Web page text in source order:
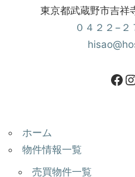
東京都武蔵野市吉祥
０４２２−２
ホーム
物件情報一覧
売買物件一覧